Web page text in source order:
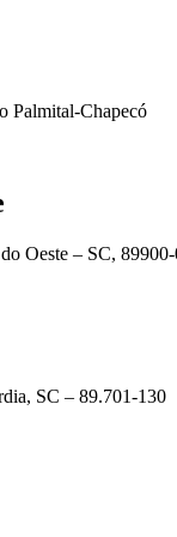
Palmital-Chapecó
Oeste – SC,
SC – 89.701-130